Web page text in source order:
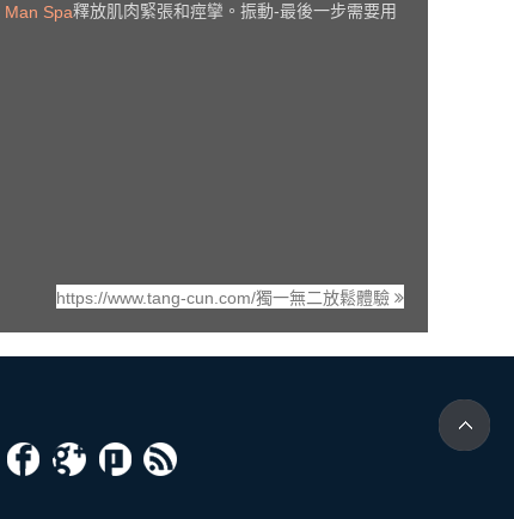
Man Spa釋放肌肉緊張和痙攣。振動-最後一步需要用
https://www.tang-cun.com/獨一無二放鬆體驗